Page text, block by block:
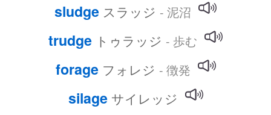
sludge スラッジ - 泥沼
trudge トゥラッジ - 歩む
forage フォレジ - 徴発
silage サイレッジ